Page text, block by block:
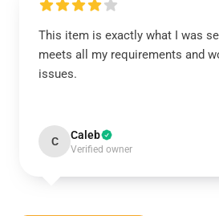
This item is exactly what I was
meets all my requirements and
issues.
C Caleb
Verified owner